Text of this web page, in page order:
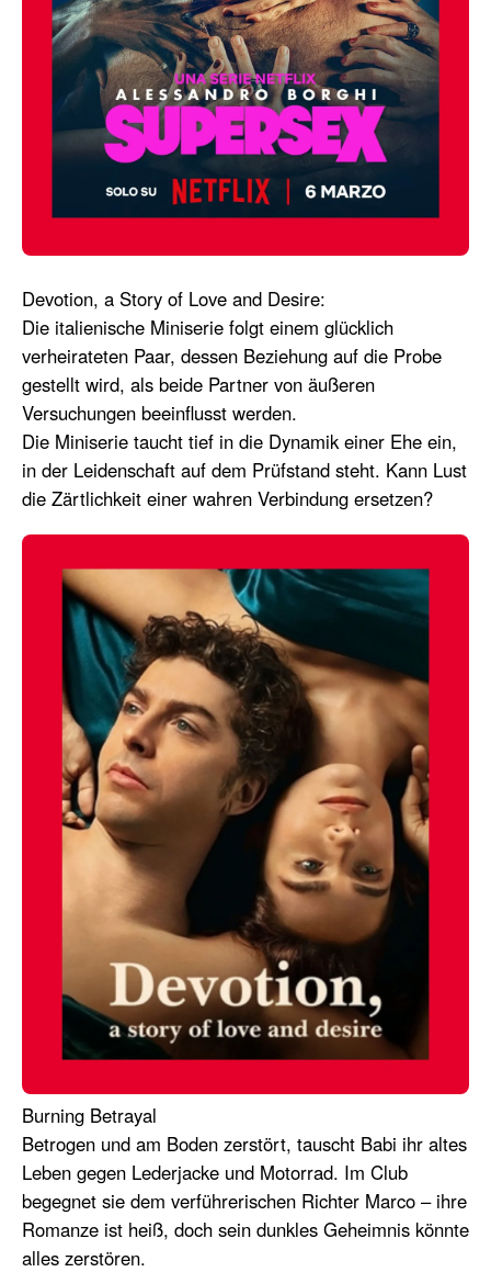
Devotion, a Story of Love and Desire:
Die italienische Miniserie folgt einem glücklich
verheirateten Paar, dessen Beziehung auf die Probe
gestellt wird, als beide Partner von äußeren
Versuchungen beeinflusst werden.
Die Miniserie taucht tief in die Dynamik einer Ehe ein,
in der Leidenschaft auf dem Prüfstand steht. Kann Lust
die Zärtlichkeit einer wahren Verbindung ersetzen?
Burning Betrayal
Betrogen und am Boden zerstört, tauscht Babi ihr altes
Leben gegen Lederjacke und Motorrad. Im Club
begegnet sie dem verführerischen Richter Marco – ihre
Romanze ist heiß, doch sein dunkles Geheimnis könnte
alles zerstören.